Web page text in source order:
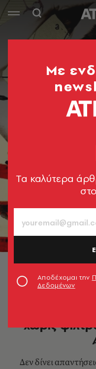
Parthenope | ΑΝΤΡΕΣ
χωρίς
Δεν δίνει
Mε
Tα καλύτερα
Αποδέχομαι την
Δεδομένων